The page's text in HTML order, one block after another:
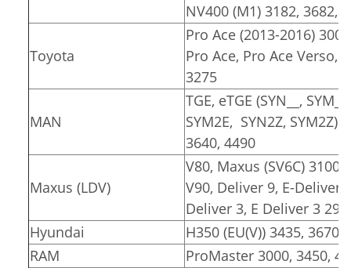
NV400 (M1) 3182, 3682,
Toyota
Pro Ace (2013-2016)
Pro Ace, Pro Ace Verso,
3275
MAN
TGE, eTGE (SYN__,
SYM2E, SYN2Z, SYM2Z)
3640, 4490
Maxus (LDV)
V80, Maxus (SV6C) 3100,
V90, Deliver 9, E-Deliver
Deliver 3, E Deliver 3
Hyundai
H350 (EU(V)) 3435, 3670
RAM
ProMaster 3000, 3450,